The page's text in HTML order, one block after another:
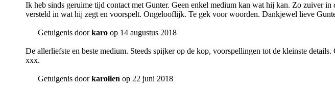
Ik heb sinds geruime tijd contact met Gunter. Geen enkel medium kan wat hij kan. Zo zuiver
versteld in wat hij zegt en voorspelt. Ongelooflijk. Te gek voor woorden. Dankjewel lieve
Getuigenis doorkaro op 14 augustus 2018
De allerliefste en beste medium. Steeds spijker op de kop, voorspellingen tot de kleinste
xxx.
Getuigenis doorkarolien op 22 juni 2018